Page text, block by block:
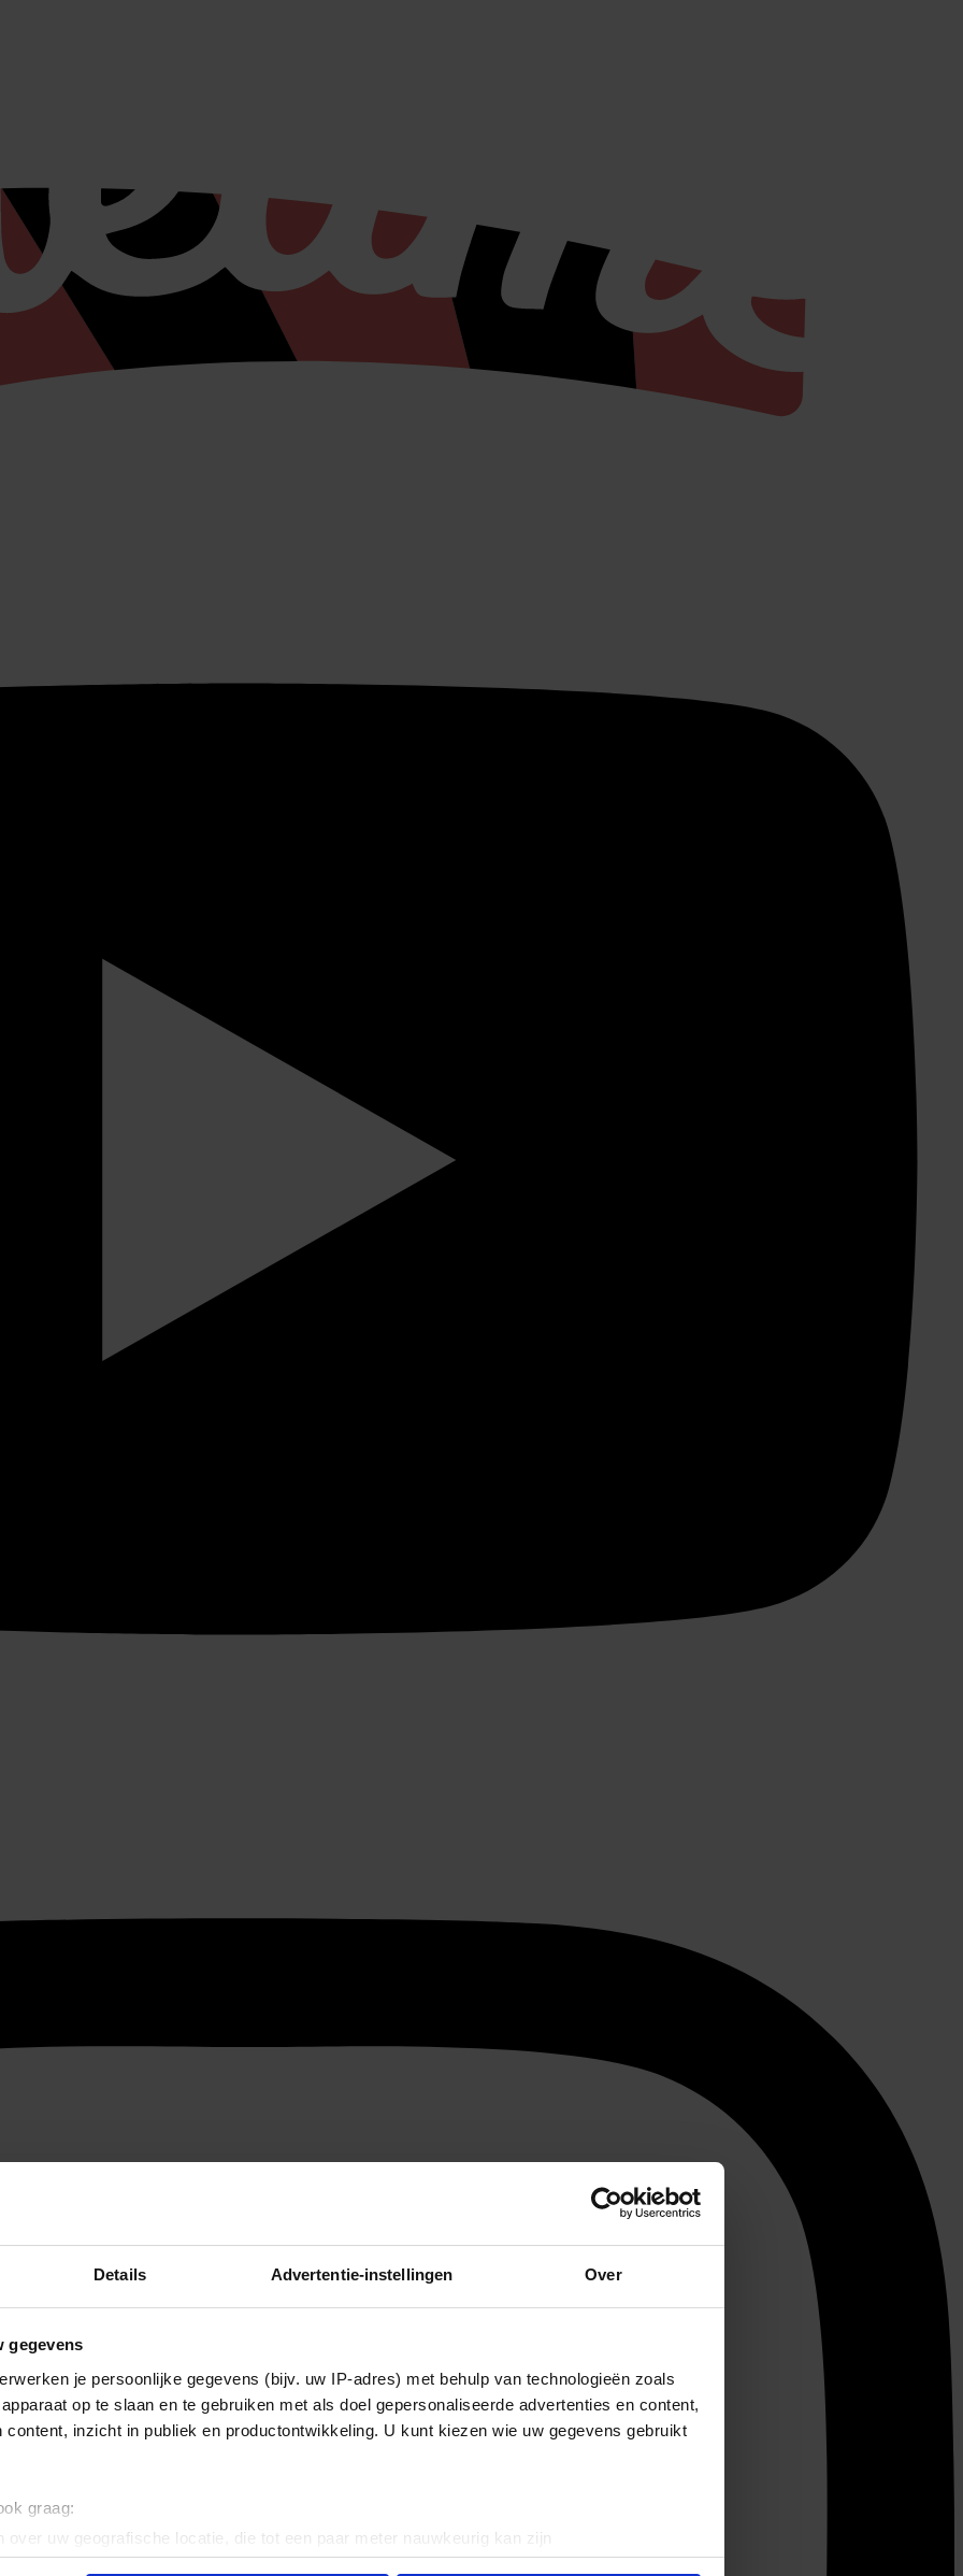
Details Advertentie-instellingen Over
gegevens
je persoonlijke gegevens (bijv. uw IP-adres) met behulp van technologieën zoals
op te slaan en te gebruiken met als doel gepersonaliseerde advertenties en content,
content, inzicht in publiek en productontwikkeling. U kunt kiezen wie uw gegevens gebruikt
graag:
over uw geografische locatie, die tot een paar meter nauwkeurig kan zijn
door het actief te scannen op specifieke eigenschappen (fingerprinting)